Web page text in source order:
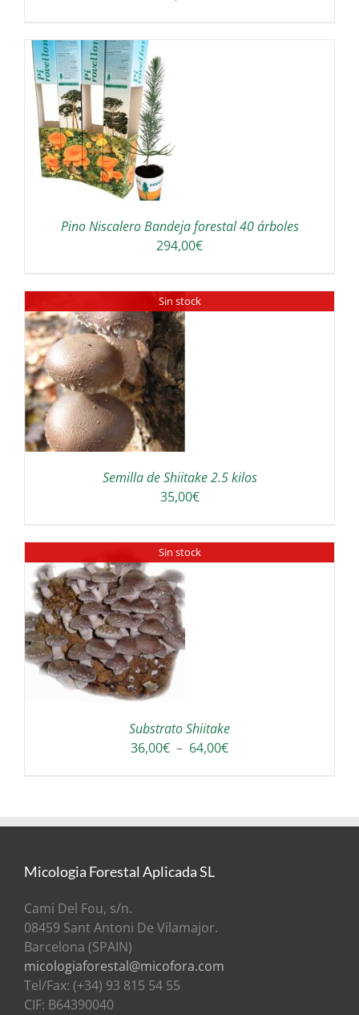
Pino Niscalero Bandeja forestal 40 árboles
294,00€
Sin stock
Semilla de Shiitake 2.5 kilos
35,00€
Sin stock
Substrato Shiitake
36,00€ – 64,00€Plage
à
Micologia Forestal Aplicada SL
Cami Del Fou, s/n.
08459 Sant Antoni De Vilamajor.
Barcelona (SPAIN)
micologiaforestal@micofora.com
Tel/Fax: (+34) 93 815 54 55
CIF: B64390040